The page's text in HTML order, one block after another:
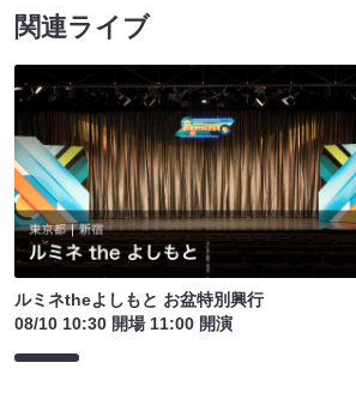
関連ライブ
ルミネtheよしもと お盆特別興行
08/10 10:30 開場 11:00 開演